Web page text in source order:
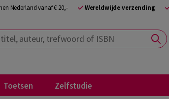
Nederland vanaf € 20,- Wereldwijde verzending
auteur, trefwoord of ISBN
Toetsen Zelfstudie